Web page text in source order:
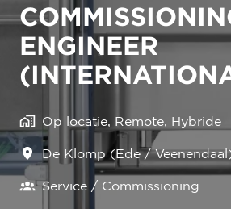
ENGINEER
Op locatie, Remote, Hybride
De Klomp (Ede /
Service / Commissioning